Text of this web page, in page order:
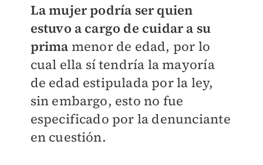
La mujer podría ser quien
estuvo a cargo de cuidar a su
prima menor de edad, por lo
cual ella sí tendría la mayoría
de edad estipulada por la ley,
sin embargo, esto no fue
especificado por la denunciante
en cuestión.